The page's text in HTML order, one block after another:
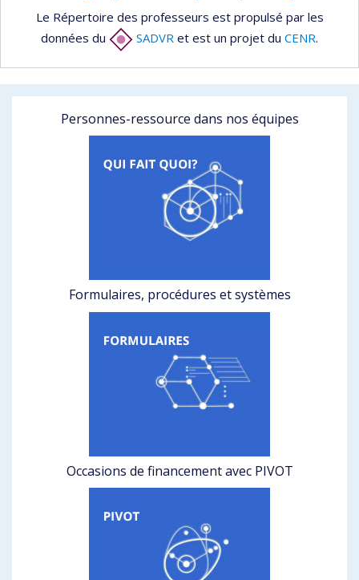
Le Répertoire des professeurs est propulsé par les
données du
SADVR et est un projet du CENR.
Personnes-ressource dans nos équipes
Formulaires, procédures et systèmes
Occasions de financement avec PIVOT